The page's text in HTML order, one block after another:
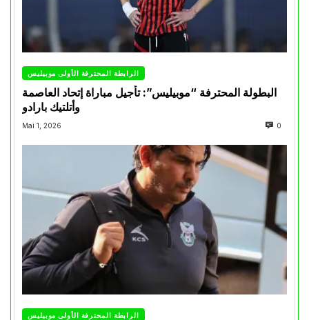
الرابطة المحترفة الأولى موبيليس
البطولة المحترفة “موبيليس”: تأجيل مباراة إتحاد العاصمة
وأتلتيك بارادو
Mai 1, 2026 0
الرابطة المحترفة الأولى موبيليس